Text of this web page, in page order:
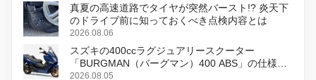
真夏の高速道路でタイヤが突然バースト!? 炎天下
のドライブ前に知っておくべき点検内容とは
2026.08.06
スズキの400ccラグジュアリースクーター
「BURGMAN（バーグマン）400 ABS」の仕様を
変更し、8月18日に発売
2026.08.05